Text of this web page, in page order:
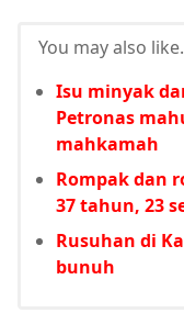
You may also
Isu minyak
Petronas
mahkamah
Rompak dan
37 tahun, 23
Rusuhan di
bunuh